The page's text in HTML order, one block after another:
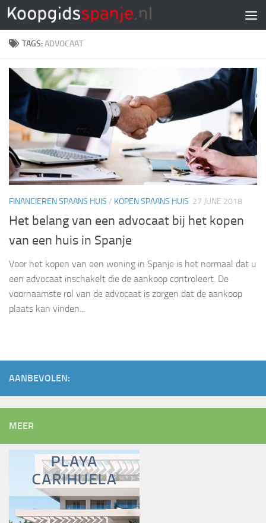
Doorgaan naar inhoud
TAGS:ADVOCAAT
FINANCIEREN SPAANS HUIS / KOPEN SPAANS HUIS 27 JUNE 2018
Het belang van een advocaat bij het kopen
van een huis in Spanje
Voor het kopen van een woning in Spanje is het normaal dat u
een advocaat inschakelt die de aankoop controleert. De
voornaamste rol van de advocaat is zorgen dat de aankoop
plaats kan vinden...
AANBEVOLEN:
MEER